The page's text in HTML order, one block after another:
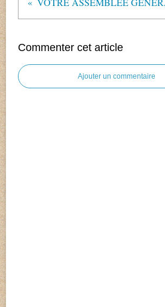
Commenter cet article
Ajouter un commentaire